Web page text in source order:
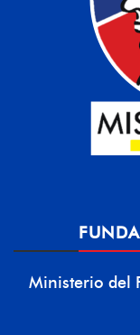
Ministerio del